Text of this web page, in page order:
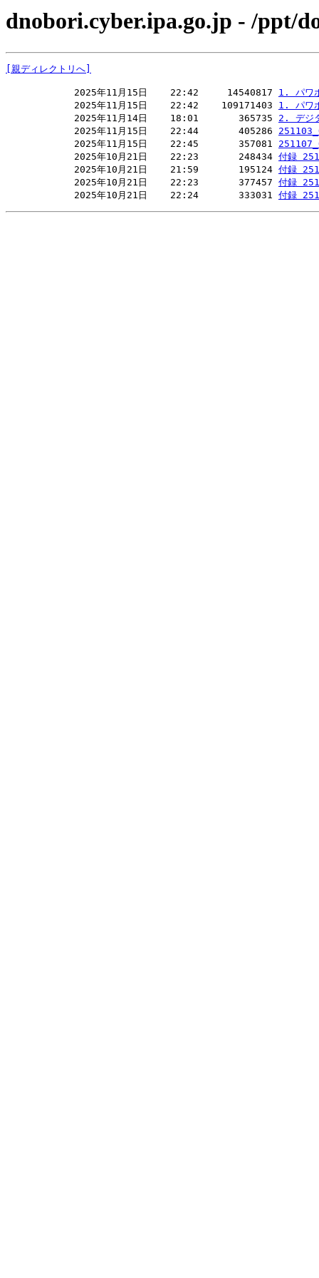
dnobori.cyber.ipa.go.jp - /ppt/
[親ディレクトリへ]
            2025年11月15日    22:42     14540817
1. パワ
            2025年11月15日    22:42    109171403
1. パワ
            2025年11月14日    18:01       365735
2. デジ
            2025年11月15日    22:44       405286
            2025年11月15日    22:45       357081
            2025年10月21日    22:23       248434
付録
            2025年10月21日    21:59       195124
付録
            2025年10月21日    22:23       377457
付録
            2025年10月21日    22:24       333031
付録